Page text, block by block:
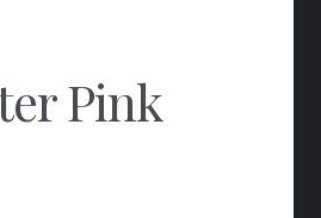
Pink